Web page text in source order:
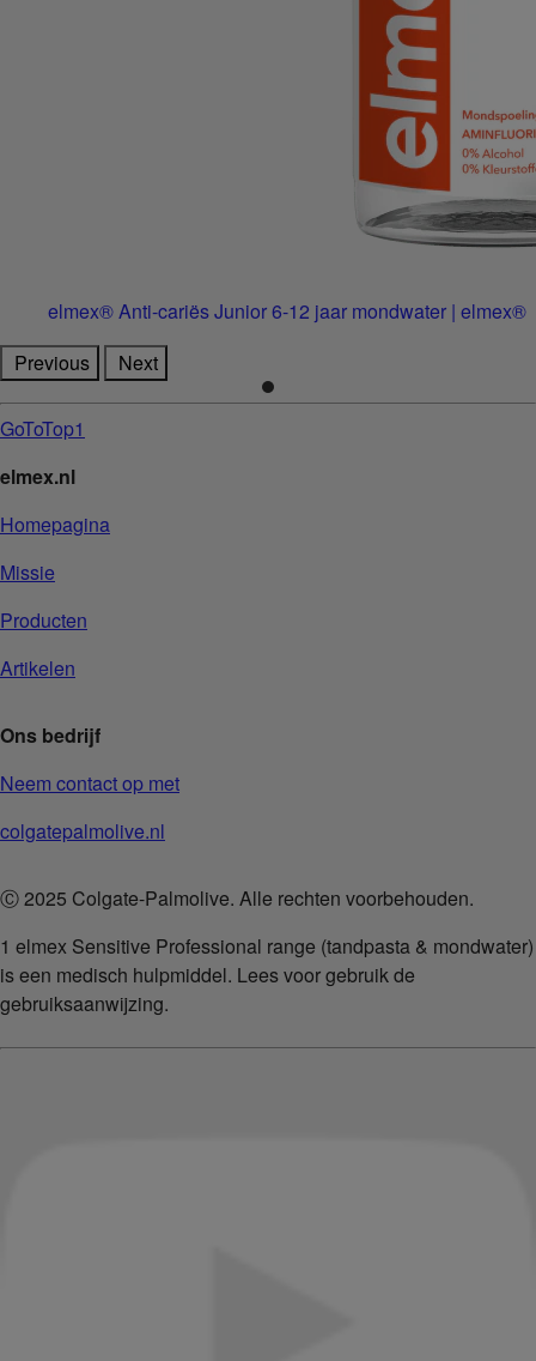
elmex® Anti-cariës Junior 6-12 jaar mondwater | elmex®
Previous
Next
GoToTop1
elmex.nl
Homepagina
Missie
Producten
Artikelen
Ons bedrijf
Neem contact op met
colgatepalmolive.nl
Ⓒ 2025 Colgate-Palmolive. Alle rechten voorbehouden.
1 elmex Sensitive Professional range (tandpasta & mondwater)
is een medisch hulpmiddel. Lees voor gebruik de
gebruiksaanwijzing.